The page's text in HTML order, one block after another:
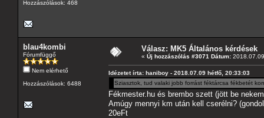
Hozzászólások: 468
blau4kombi
Fórumfüggő
Nem elérhető
Hozzászólások: 6488
Válasz: MK5 Általános kérdések
« Új hozzászólás #3071 Dátum:
Idézetet írta: haniboy - 2018.07.09 hétfő, 20:33:03
Sziasztok, tud valaki jobb forrást féktárcsa fékbetét
Fékmester.hu és brembo szett (jött be
Amúgy mennyi km után kell cserélni?
20eFt